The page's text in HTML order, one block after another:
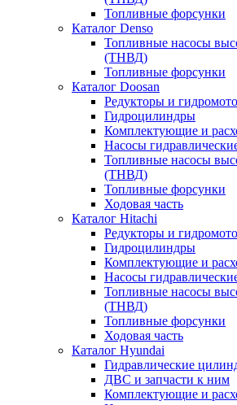
Топливные форсунки
Каталог Denso
Топливные насосы
(ТНВД)
Топливные форсунки
Каталог Doosan
Редукторы и
Гидроцилиндры
Комплектующие и
Насосы
Топливные насосы
(ТНВД)
Топливные форсунки
Ходовая часть
Каталог Hitachi
Редукторы и
Гидроцилиндры
Комплектующие и
Насосы
Топливные насосы
(ТНВД)
Топливные форсунки
Ходовая часть
Каталог Hyundai
Гидравлические
ДВС и запчасти к ним
Комплектующие и